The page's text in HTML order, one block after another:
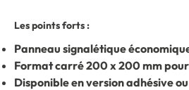
Les points forts :
Panneau signalétique
Format carré 200 x 200 mm
Disponible en version adhésive